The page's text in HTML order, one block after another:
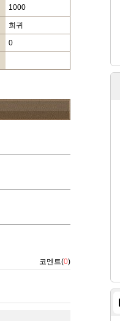
1000
희귀
0
코멘트(0)